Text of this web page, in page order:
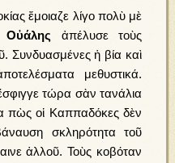
ἔμοιαζε λίγο πολὺ μὲ
Οὐάλης ἀπέλυσε τοὺς
Συνδυασμένες ἡ βία καὶ
μεθυστικά.
τώρα σὰν τανάλια
πὼς οἱ Καππαδόκες δὲν
σκληρότητα τοῦ
ἀλλοῦ. Τοὺς κοβόταν